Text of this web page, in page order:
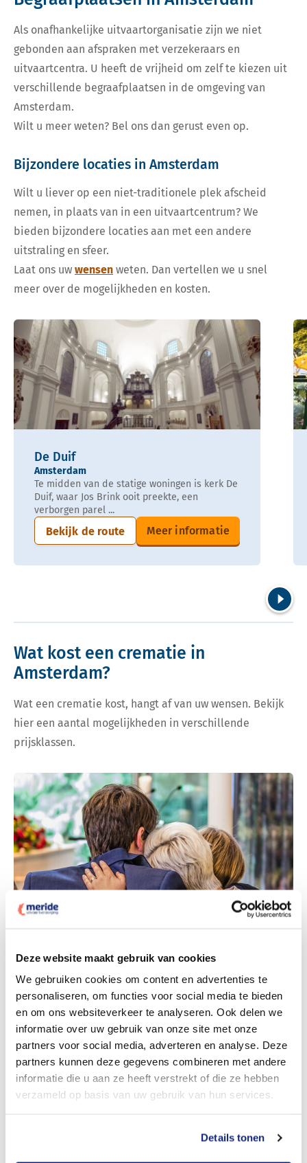
Deze website maakt gebruik van cookies
We gebruiken cookies om content en advertenties te
personaliseren, om functies voor social media te bieden
en om ons websiteverkeer te analyseren. Ook delen we
informatie over uw gebruik van onze site met onze
partners voor social media, adverteren en analyse. Deze
partners kunnen deze gegevens combineren met andere
informatie die u aan ze heeft verstrekt of die ze hebben
verzameld op basis van uw gebruik van hun services.
Details tonen
Als onafhankelijke uitvaartorganisatie zijn we niet
gebonden aan afspraken met verzekeraars en
uitvaartcentra. U heeft de vrijheid om zelf te kiezen uit
verschillende begraafplaatsen in de omgeving van
Amsterdam.
Wilt u meer weten? Bel ons dan gerust even op.
Bijzondere locaties in Amsterdam
Wilt u liever op een niet-traditionele plek afscheid
nemen, in plaats van in een uitvaartcentrum? We
bieden bijzondere locaties aan met een andere
uitstraling en sfeer.
Laat ons uw wensen weten. Dan vertellen we u snel
meer over de mogelijkheden en kosten.
De Duif
Amsterdam
Te midden van de statige woningen is kerk De
Duif, waar Jos Brink ooit preekte, een
verborgen parel ...
Bekijk de route Meer informatie
Wat kost een crematie in
Amsterdam?
Wat een crematie kost, hangt af van uw wensen. Bekijk
hier een aantal mogelijkheden in verschillende
prijsklassen.
Bekijk tarieven voor crematie
Bekijk tarieven voor begrafenis